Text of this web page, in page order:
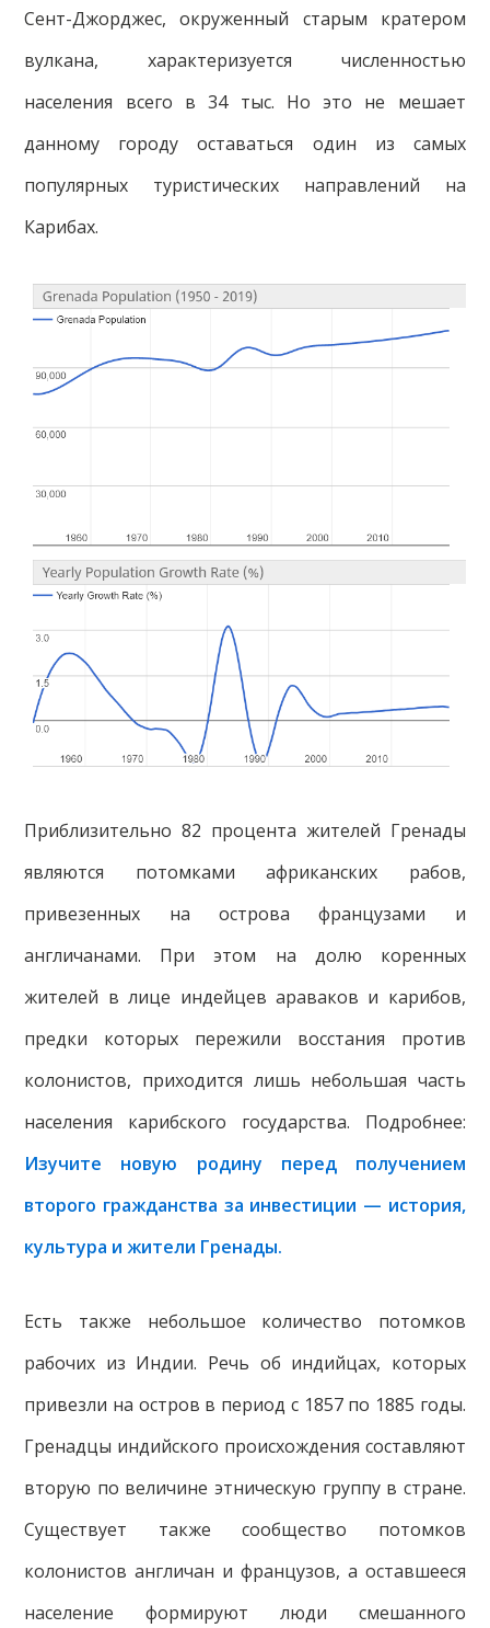
Сент-Джорджес, окруженный старым кратером
вулкана, характеризуется численностью
населения всего в 34 тыс. Но это не мешает
данному городу оставаться один из самых
популярных туристических направлений на
Карибах.
Приблизительно 82 процента жителей Гренады
являются потомками африканских рабов,
привезенных на острова французами и
англичанами. При этом на долю коренных
жителей в лице индейцев араваков и карибов,
предки которых пережили восстания против
колонистов, приходится лишь небольшая часть
населения карибского государства. Подробнее:
Изучите новую родину перед получением
второго гражданства за инвестиции — история,
культура и жители Гренады.
Есть также небольшое количество потомков
рабочих из Индии. Речь об индийцах, которых
привезли на остров в период с 1857 по 1885 годы.
Гренадцы индийского происхождения составляют
вторую по величине этническую группу в стране.
Существует также сообщество потомков
колонистов англичан и французов, а оставшееся
население формируют люди смешанного